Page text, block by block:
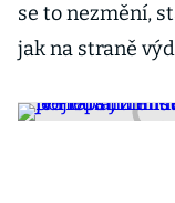
se to nezmění,
jak na straně